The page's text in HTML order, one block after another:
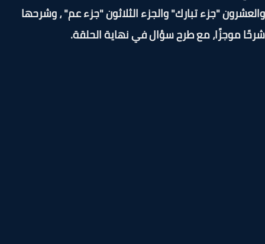
"جزء تبارك" والجزء الثلاثون "جزء عم" ، وشرحها
موجزًا، مع طرح سؤال في نهاية الحلقة.